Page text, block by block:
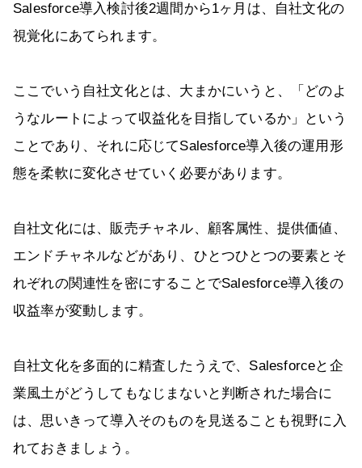
Salesforce導入検討後2週間から1ヶ月は、自社文化の
視覚化にあてられます。
ここでいう自社文化とは、大まかにいうと、「どのよ
うなルートによって収益化を目指しているか」という
ことであり、それに応じてSalesforce導入後の運用形
態を柔軟に変化させていく必要があります。
自社文化には、販売チャネル、顧客属性、提供価値、
エンドチャネルなどがあり、ひとつひとつの要素とそ
れぞれの関連性を密にすることでSalesforce導入後の
収益率が変動します。
自社文化を多面的に精査したうえで、Salesforceと企
業風土がどうしてもなじまないと判断された場合に
は、思いきって導入そのものを見送ることも視野に入
れておきましょう。